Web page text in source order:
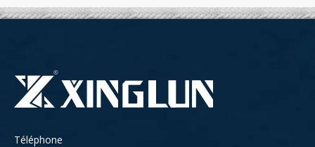
Téléphone